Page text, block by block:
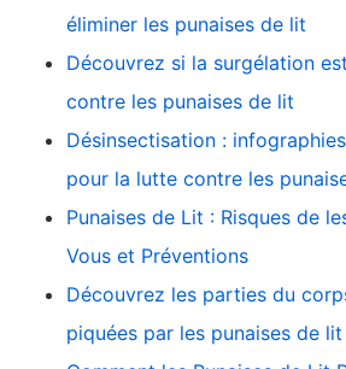
éliminer les punaises de lit
Découvrez si la surgélation
contre les punaises de lit
Désinsectisation :
pour la lutte contre les
Punaises de Lit : Risques de
Vous et Préventions
Découvrez les parties du
piquées par les punaises de lit